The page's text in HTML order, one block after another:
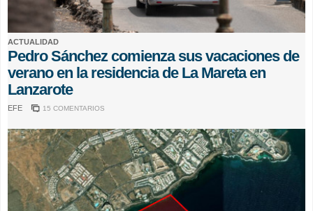
ACTUALIDAD
Pedro Sánchez comienza sus vacaciones de
verano en la residencia de La Mareta en
Lanzarote
EFE 15 COMENTARIOS